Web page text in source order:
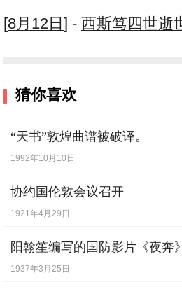
[8月12日 ] - 西斯笃四世逝
猜你喜欢
“天书”敦煌曲谱被破译。
1992年10月10日
协约国伦敦会议召开
1921年4月29日
阳翰笙编写的国防影片《夜奔
1937年3月25日